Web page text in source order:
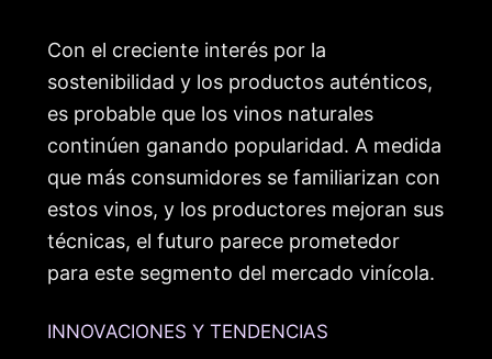
Con el creciente interés por la
sostenibilidad y los productos auténticos,
es probable que los vinos naturales
continúen ganando popularidad. A medida
que más consumidores se familiarizan con
estos vinos, y los productores mejoran sus
técnicas, el futuro parece prometedor
para este segmento del mercado vinícola.
INNOVACIONES Y TENDENCIAS